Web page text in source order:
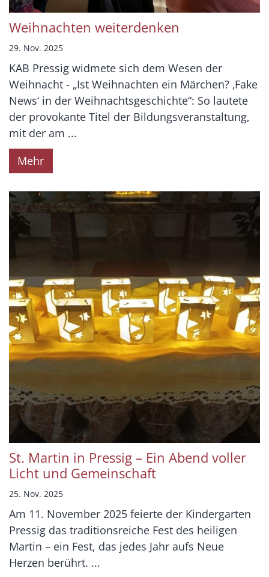
Weihnachten weiterdenken
29. Nov. 2025
KAB Pressig widmete sich dem Wesen der
Weihnacht - „Ist Weihnachten ein Märchen? ‚Fake
News‘ in der Weihnachtsgeschichte“: So lautete
der provokante Titel der Bildungsveranstaltung,
mit der am ...
Mehr
St. Martin in Pressig – Ein Abend voller
Licht und Gemeinschaft
25. Nov. 2025
Am 11. November 2025 feierte der Kindergarten
Pressig das traditionsreiche Fest des heiligen
Martin – ein Fest, das jedes Jahr aufs Neue
Herzen berührt. ...